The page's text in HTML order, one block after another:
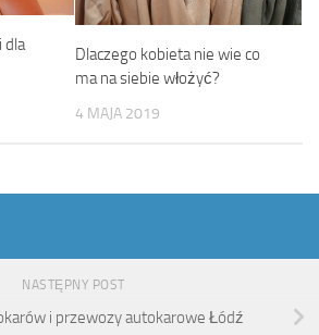
dla
Dlaczego kobieta nie wie co
ma na siebie włożyć?
4 MAJA 2019
NASTĘPNY POST
i przewozy autokarowe Łódź